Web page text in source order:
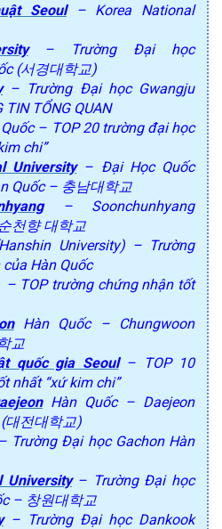
Seoul– Korea National
– Trường Đại học
(서경대학교)
– Trường Đại học Gwangju
TỔNG QUAN
– TOP 20 trường đại học
chi”
University– Đại Học Quốc
Quốc – 충남대학교
– Soonchunhyang
천향 대학교
University) – Trường
của Hàn Quốc
TOP trường chứng nhận tốt
Hàn Quốc – Chungwoon
교
quốc gia Seoul– TOP 10
nhất “xứ kim chi”
Hàn Quốc – Daejeon
대전대학교)
Trường Đại học Gachon Hàn
University– Trường Đại học
– 창원대학교
– Trường Đại học Dankook